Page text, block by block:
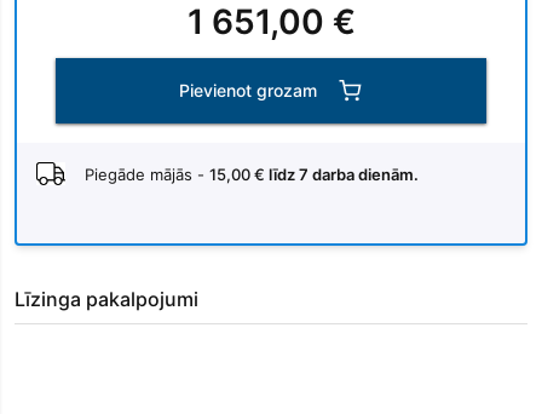
1 651,00 €
Pievienot grozam
Piegāde mājās - 15,00 € līdz 7 darba dienām.
Līzinga pakalpojumi